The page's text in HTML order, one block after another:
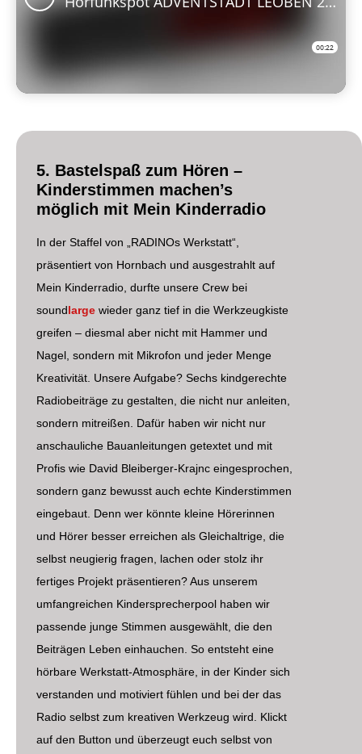
5. Bastelspaß zum Hören –
Kinderstimmen machen’s
möglich mit Mein Kinderradio
In der Staffel von „RADINOs Werkstatt“,
präsentiert von Hornbach und ausgestrahlt auf
Mein Kinderradio, durfte unsere Crew bei
soundlarge wieder ganz tief in die Werkzeugkiste
greifen – diesmal aber nicht mit Hammer und
Nagel, sondern mit Mikrofon und jeder Menge
Kreativität. Unsere Aufgabe? Sechs kindgerechte
Radiobeiträge zu gestalten, die nicht nur anleiten,
sondern mitreißen. Dafür haben wir nicht nur
anschauliche Bauanleitungen getextet und mit
Profis wie David Bleiberger-Krajnc eingesprochen,
sondern ganz bewusst auch echte Kinderstimmen
eingebaut. Denn wer könnte kleine Hörerinnen
und Hörer besser erreichen als Gleichaltrige, die
selbst neugierig fragen, lachen oder stolz ihr
fertiges Projekt präsentieren? Aus unserem
umfangreichen Kindersprecherpool haben wir
passende junge Stimmen ausgewählt, die den
Beiträgen Leben einhauchen. So entsteht eine
hörbare Werkstatt-Atmosphäre, in der Kinder sich
verstanden und motiviert fühlen und bei der das
Radio selbst zum kreativen Werkzeug wird. Klickt
auf den Button und überzeugt euch selbst von